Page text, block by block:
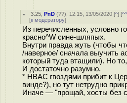
3.25 ,PnD (??), 12:15, 13/05/2020 [^] [^^
[к модератору]
Из перечисленных, условно
красно^W сине-шляпых.
Внутри правда жуть (чтобы
/наверное/ сначала выучить
который туда втащили). Но
И достаточно разумно.
* HBAC гвоздями прибит к
винде?), но тут нетрудно
Иначе — "прощай, хосты без